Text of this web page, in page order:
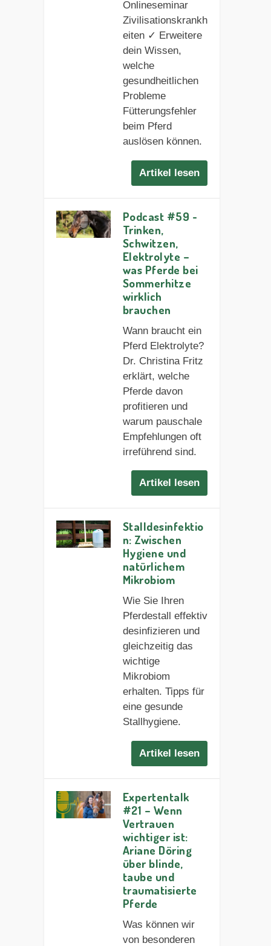
Onlineseminar
Zivilisationskrankh
eiten ✓ Erweitere
dein Wissen,
welche
gesundheitlichen
Probleme
Fütterungsfehler
beim Pferd
auslösen können.
Artikel lesen
Podcast #59 -
Trinken,
Schwitzen,
Elektrolyte –
was Pferde bei
Sommerhitze
wirklich
brauchen
Wann braucht ein
Pferd Elektrolyte?
Dr. Christina Fritz
erklärt, welche
Pferde davon
profitieren und
warum pauschale
Empfehlungen oft
irreführend sind.
Artikel lesen
Stalldesinfektio
n: Zwischen
Hygiene und
natürlichem
Mikrobiom
Wie Sie Ihren
Pferdestall effektiv
desinfizieren und
gleichzeitig das
wichtige
Mikrobiom
erhalten. Tipps für
eine gesunde
Stallhygiene.
Artikel lesen
Expertentalk
#21 – Wenn
Vertrauen
wichtiger ist:
Ariane Döring
über blinde,
taube und
traumatisierte
Pferde
Was können wir
von besonderen